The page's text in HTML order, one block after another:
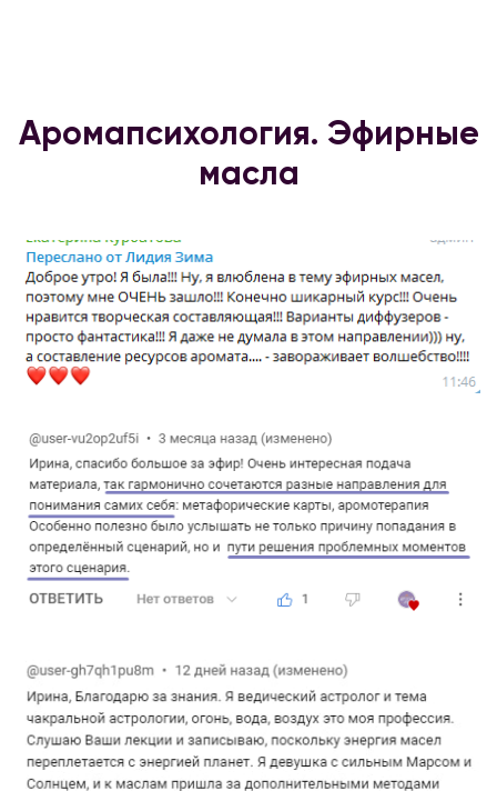
Аромапсихология. Эфирные
масла